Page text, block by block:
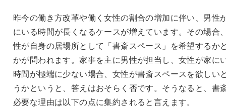
昨今の働き方改革や働く女性の割合の増加に伴い、男性
にいる時間が長くなるケースが増えています。その場合
性が自身の居場所として「書斎スペース」を希望するか
かが問われます。家事を主に男性が担当し、女性が家に
時間が極端に少ない場合、女性が書斎スペースを欲しい
うかというと、答えはおそらく否です。そうなると、書
必要な理由は以下の点に集約されると言えます。